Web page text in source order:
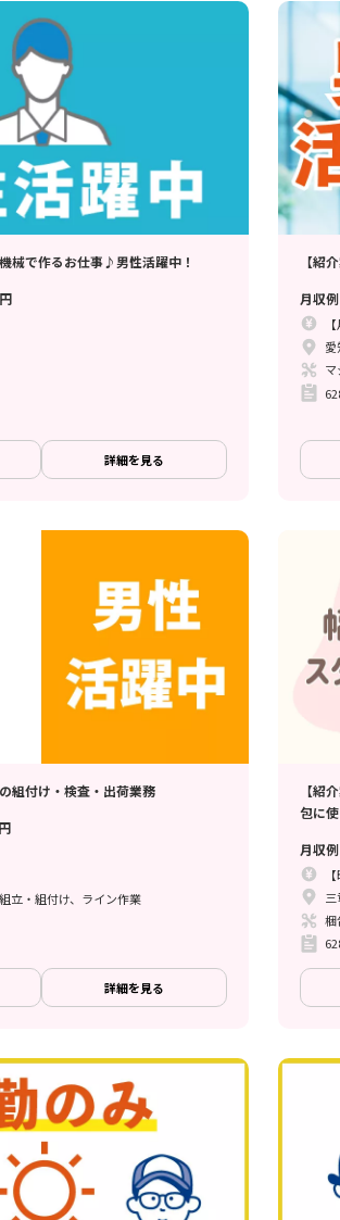
械で作るお仕事♪男性活躍中！
円
詳細を見る
【紹
月収例
組付け・検査・出荷業務
円
立・組付け、ライン作業
詳細を見る
【紹
包に
月収例
梱